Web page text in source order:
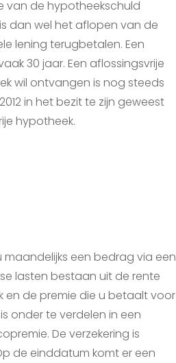
van de hypotheekschuld
dan wel het aflopen van de
lening terugbetalen. Een
30 jaar. Een aflossingsvrije
wil ontvangen is nog steeds
in het bezit te zijn geweest
hypotheek.
een bedrag via een
lasten bestaan uit de rente
de premie die u betaalt voor
onder te verdelen in een
De verzekering is
de einddatum komt er een